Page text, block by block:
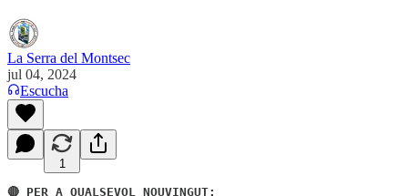
La Serra del Montsec
jul 04, 2024
Escucha
1
🔴 PER A QUALSEVOL NOUVINGUT: